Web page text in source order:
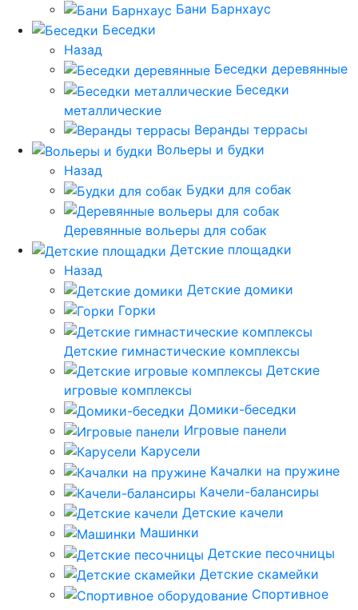
Бани Барнхаус
Беседки
Назад
Беседки деревянные
Беседки
металлические
Веранды террасы
Вольеры и будки
Назад
Будки для собак
Деревянные вольеры для собак
Детские площадки
Назад
Детские домики
Горки
Детские гимнастические комплексы
Детские
игровые комплексы
Домики-беседки
Игровые панели
Карусели
Качалки на пружине
Качели-балансиры
Детские качели
Машинки
Детские песочницы
Детские скамейки
Спортивное